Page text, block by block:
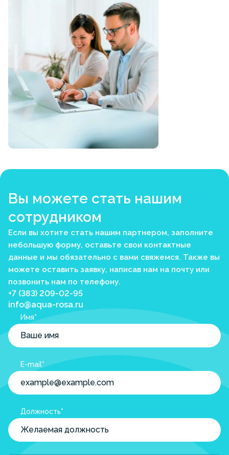
Вы можете стать нашим
сотрудником
Если вы хотите стать нашим партнером, заполните
небольшую форму, оставьте свои контактные
данные и мы обязательно с вами свяжемся. Также вы
можете оставить заявку, написав нам на почту или
позвонить нам по телефону.
+7 (383) 209-02-95
info@aqua-rosa.ru
Имя*
E-mail*
Должность*